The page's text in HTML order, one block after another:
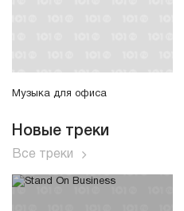
Музыка для офиса
Новые треки
Все треки